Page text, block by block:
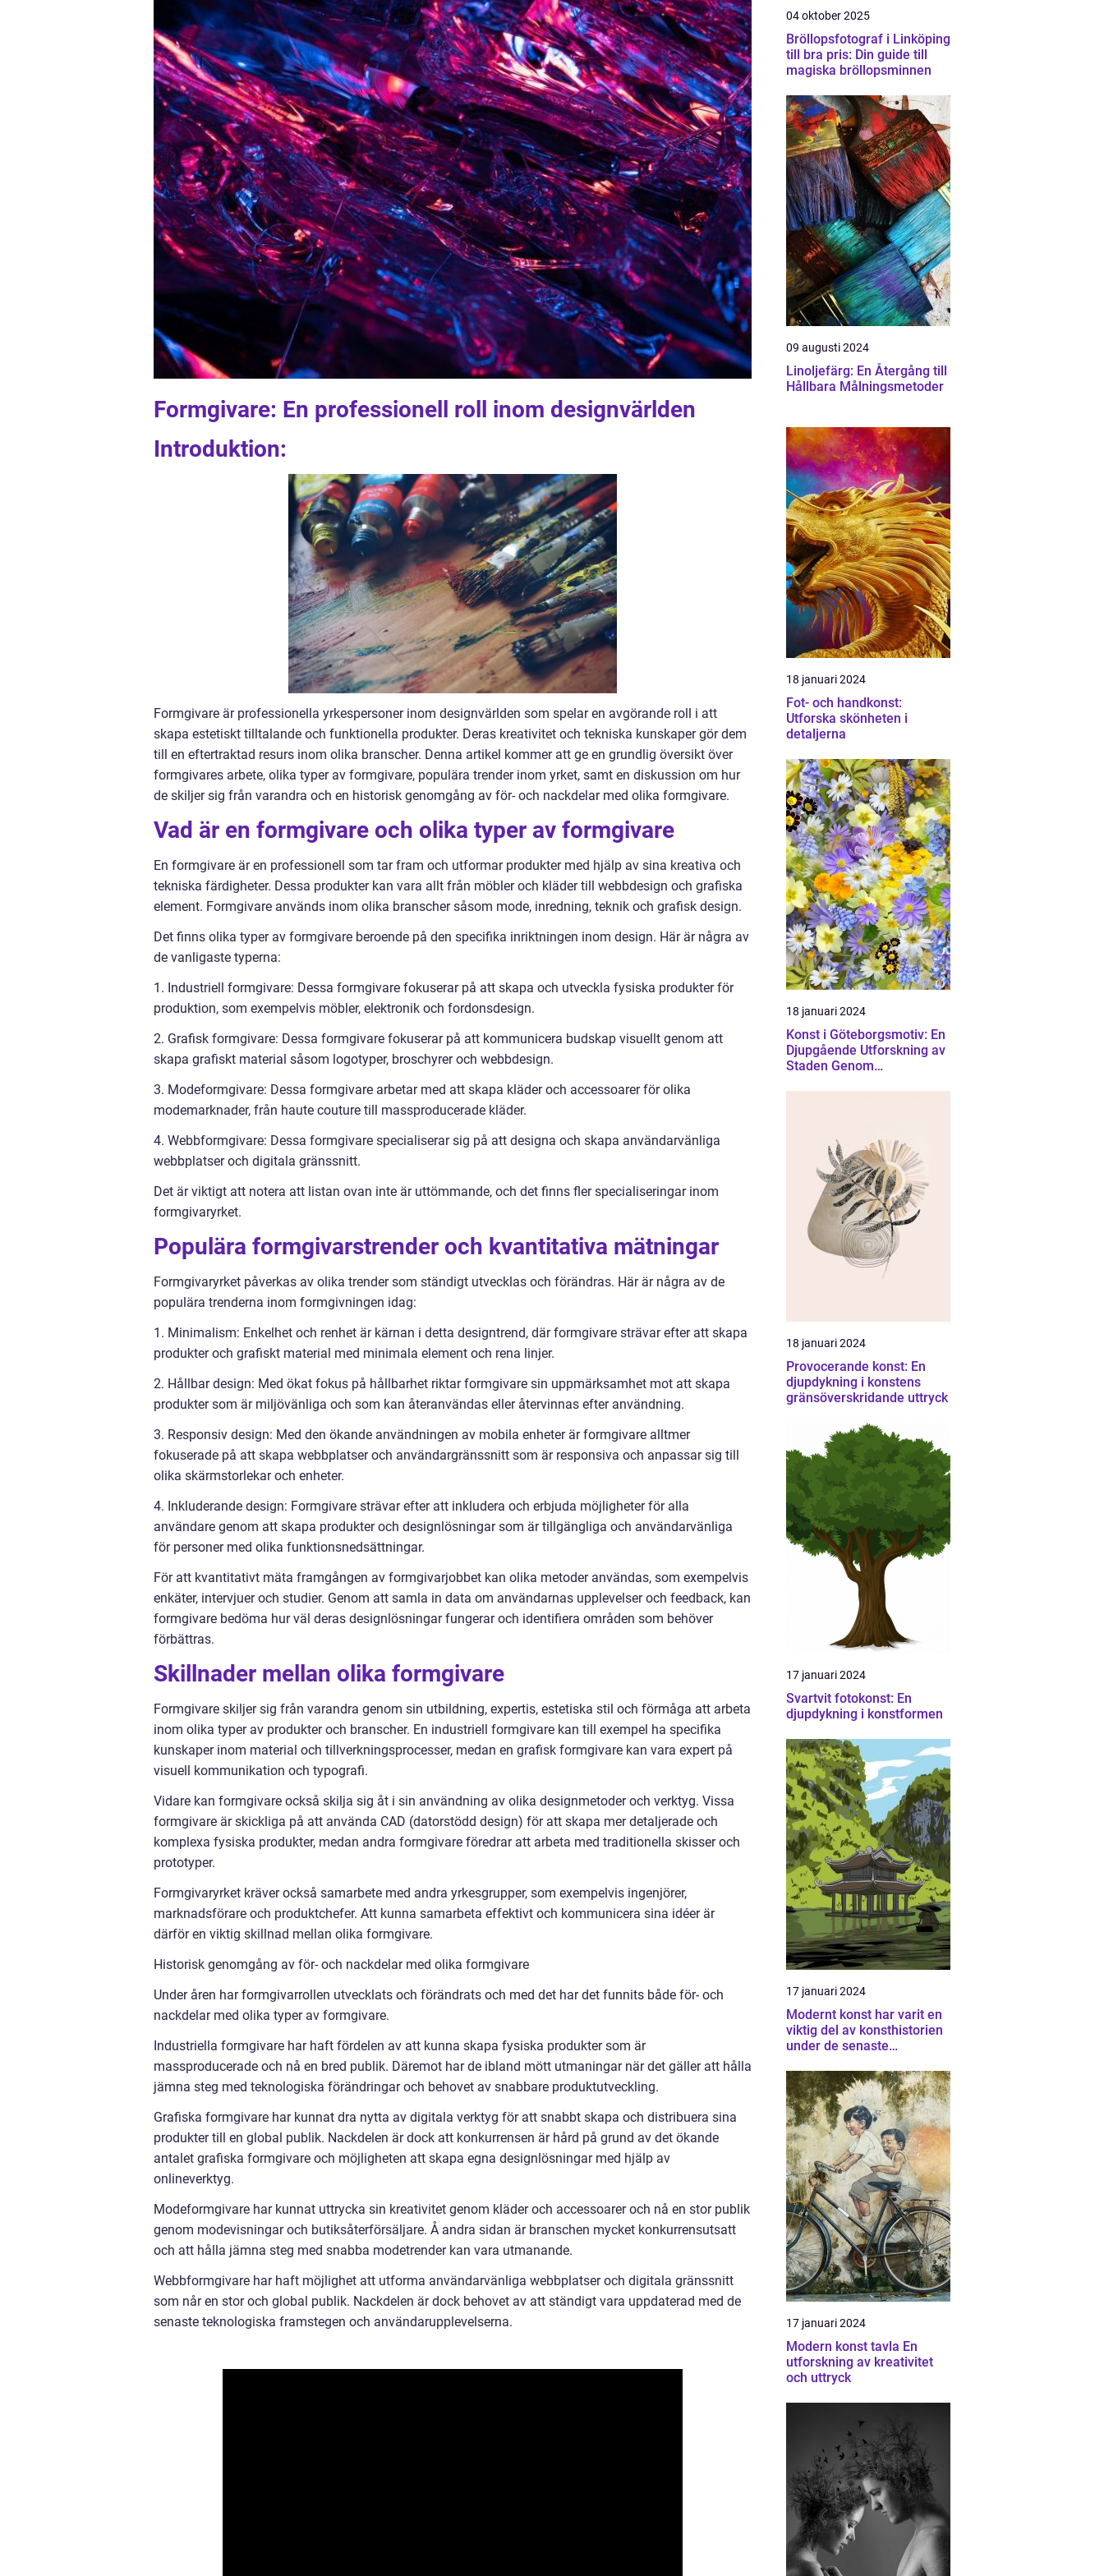
Formgivare: En professionell roll inom designvärlden
Introduktion:
Formgivare är professionella yrkespersoner inom designvärlden som spelar en avgörande roll i att
skapa estetiskt tilltalande och funktionella produkter. Deras kreativitet och tekniska kunskaper gör dem
till en eftertraktad resurs inom olika branscher. Denna artikel kommer att ge en grundlig översikt över
formgivares arbete, olika typer av formgivare, populära trender inom yrket, samt en diskussion om hur
de skiljer sig från varandra och en historisk genomgång av för- och nackdelar med olika formgivare.
Vad är en formgivare och olika typer av formgivare
En formgivare är en professionell som tar fram och utformar produkter med hjälp av sina kreativa och
tekniska färdigheter. Dessa produkter kan vara allt från möbler och kläder till webbdesign och grafiska
element. Formgivare används inom olika branscher såsom mode, inredning, teknik och grafisk design.
Det finns olika typer av formgivare beroende på den specifika inriktningen inom design. Här är några av
de vanligaste typerna:
1. Industriell formgivare: Dessa formgivare fokuserar på att skapa och utveckla fysiska produkter för
produktion, som exempelvis möbler, elektronik och fordonsdesign.
2. Grafisk formgivare: Dessa formgivare fokuserar på att kommunicera budskap visuellt genom att
skapa grafiskt material såsom logotyper, broschyrer och webbdesign.
3. Modeformgivare: Dessa formgivare arbetar med att skapa kläder och accessoarer för olika
modemarknader, från haute couture till massproducerade kläder.
4. Webbformgivare: Dessa formgivare specialiserar sig på att designa och skapa användarvänliga
webbplatser och digitala gränssnitt.
Det är viktigt att notera att listan ovan inte är uttömmande, och det finns fler specialiseringar inom
formgivaryrket.
Populära formgivarstrender och kvantitativa mätningar
Formgivaryrket påverkas av olika trender som ständigt utvecklas och förändras. Här är några av de
populära trenderna inom formgivningen idag:
1. Minimalism: Enkelhet och renhet är kärnan i detta designtrend, där formgivare strävar efter att skapa
produkter och grafiskt material med minimala element och rena linjer.
2. Hållbar design: Med ökat fokus på hållbarhet riktar formgivare sin uppmärksamhet mot att skapa
produkter som är miljövänliga och som kan återanvändas eller återvinnas efter användning.
3. Responsiv design: Med den ökande användningen av mobila enheter är formgivare alltmer
fokuserade på att skapa webbplatser och användargränssnitt som är responsiva och anpassar sig till
olika skärmstorlekar och enheter.
4. Inkluderande design: Formgivare strävar efter att inkludera och erbjuda möjligheter för alla
användare genom att skapa produkter och designlösningar som är tillgängliga och användarvänliga
för personer med olika funktionsnedsättningar.
För att kvantitativt mäta framgången av formgivarjobbet kan olika metoder användas, som exempelvis
enkäter, intervjuer och studier. Genom att samla in data om användarnas upplevelser och feedback, kan
formgivare bedöma hur väl deras designlösningar fungerar och identifiera områden som behöver
förbättras.
Skillnader mellan olika formgivare
Formgivare skiljer sig från varandra genom sin utbildning, expertis, estetiska stil och förmåga att arbeta
inom olika typer av produkter och branscher. En industriell formgivare kan till exempel ha specifika
kunskaper inom material och tillverkningsprocesser, medan en grafisk formgivare kan vara expert på
visuell kommunikation och typografi.
Vidare kan formgivare också skilja sig åt i sin användning av olika designmetoder och verktyg. Vissa
formgivare är skickliga på att använda CAD (datorstödd design) för att skapa mer detaljerade och
komplexa fysiska produkter, medan andra formgivare föredrar att arbeta med traditionella skisser och
prototyper.
Formgivaryrket kräver också samarbete med andra yrkesgrupper, som exempelvis ingenjörer,
marknadsförare och produktchefer. Att kunna samarbeta effektivt och kommunicera sina idéer är
därför en viktig skillnad mellan olika formgivare.
Historisk genomgång av för- och nackdelar med olika formgivare
Under åren har formgivarrollen utvecklats och förändrats och med det har det funnits både för- och
nackdelar med olika typer av formgivare.
Industriella formgivare har haft fördelen av att kunna skapa fysiska produkter som är
massproducerade och nå en bred publik. Däremot har de ibland mött utmaningar när det gäller att hålla
jämna steg med teknologiska förändringar och behovet av snabbare produktutveckling.
Grafiska formgivare har kunnat dra nytta av digitala verktyg för att snabbt skapa och distribuera sina
produkter till en global publik. Nackdelen är dock att konkurrensen är hård på grund av det ökande
antalet grafiska formgivare och möjligheten att skapa egna designlösningar med hjälp av
onlineverktyg.
Modeformgivare har kunnat uttrycka sin kreativitet genom kläder och accessoarer och nå en stor publik
genom modevisningar och butiksåterförsäljare. Å andra sidan är branschen mycket konkurrensutsatt
och att hålla jämna steg med snabba modetrender kan vara utmanande.
Webbformgivare har haft möjlighet att utforma användarvänliga webbplatser och digitala gränssnitt
som når en stor och global publik. Nackdelen är dock behovet av att ständigt vara uppdaterad med de
senaste teknologiska framstegen och användarupplevelserna.
04 oktober 2025
Bröllopsfotograf i Linköping
till bra pris: Din guide till
magiska bröllopsminnen
09 augusti 2024
Linoljefärg: En Återgång till
Hållbara Målningsmetoder
18 januari 2024
Fot- och handkonst:
Utforska skönheten i
detaljerna
18 januari 2024
Konst i Göteborgsmotiv: En
Djupgående Utforskning av
Staden Genom
18 januari 2024
Provocerande konst: En
djupdykning i konstens
gränsöverskridande uttryck
17 januari 2024
Svartvit fotokonst: En
djupdykning i konstformen
17 januari 2024
Modernt konst har varit en
viktig del av konsthistorien
under de senaste
fortsatt att utvecklas och
förändras
17 januari 2024
Modern konst tavla En
utforskning av kreativitet
och uttryck